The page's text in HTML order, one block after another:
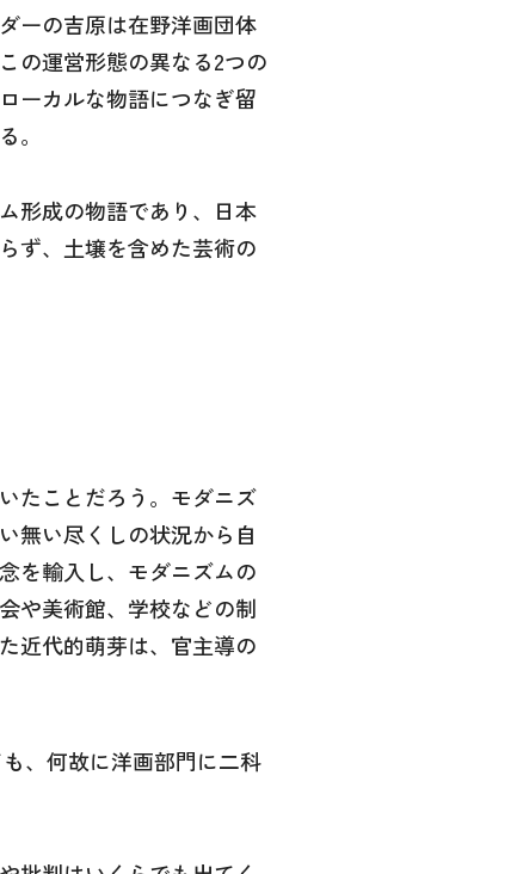
ーの吉原は在野洋画団体
の運営形態の異なる2つの
ーカルな物語につなぎ留
。
形成の物語であり、日本
ず、土壌を含めた芸術の
たことだろう。モダニズ
無い尽くしの状況から自
を輸入し、モダニズムの
や美術館、学校などの制
近代的萌芽は、官主導の
、何故に洋画部門に二科